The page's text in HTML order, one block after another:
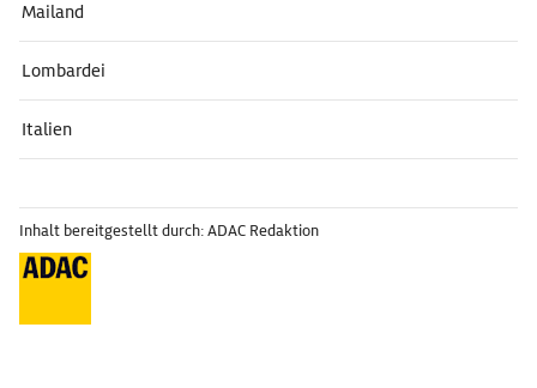
Mailand
Lombardei
Italien
Inhalt bereitgestellt durch: ADAC Redaktion